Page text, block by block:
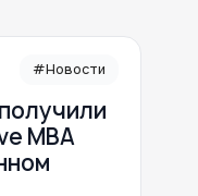
#Новости
MBA